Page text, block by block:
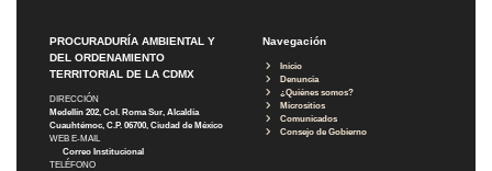
PROCURADURÍA AMBIENTAL Y
DEL ORDENAMIENTO
TERRITORIAL DE LA CDMX
DIRECCIÓN
Medellín 202, Col. Roma Sur, Alcaldía
Cuauhtémoc, C.P. 06700, Ciudad de México
WEB E-MAIL
Correo Institucional
TELÉFONO
Navegación
Inicio
Denuncia
¿Quiénes somos?
Micrositios
Comunicados
Consejo de Gobierno